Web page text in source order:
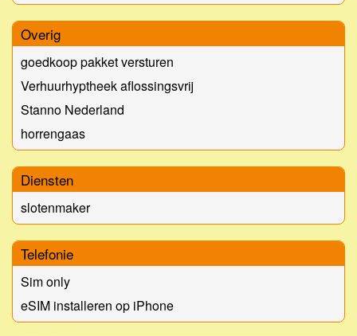
Overig
goedkoop pakket versturen
Verhuurhyptheek aflossingsvrij
Stanno Nederland
horrengaas
Diensten
slotenmaker
Telefonie
Sim only
eSIM installeren op iPhone